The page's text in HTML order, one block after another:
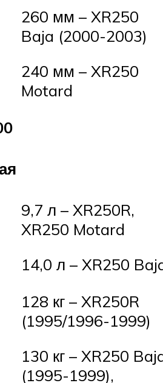
260 мм – XR250
Baja (2000-2003)
240 мм – XR250
Motard
9,7 л – XR250R,
XR250 Motard
14,0 л – XR250
128 кг – XR250R
(1995/1996-1999)
130 кг – XR250
(1995-1999),